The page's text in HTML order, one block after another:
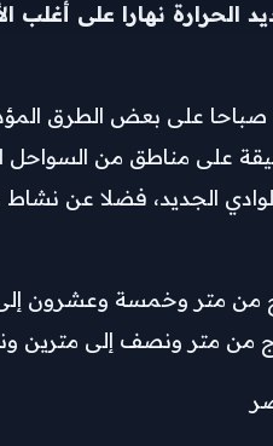
نهارا على أغلب
صباحا على بعض الطرق
مناطق من السواحل
محافظة الوادي الجديد،
من متر وخمسة وعشرون
من متر ونصف إلى مترين